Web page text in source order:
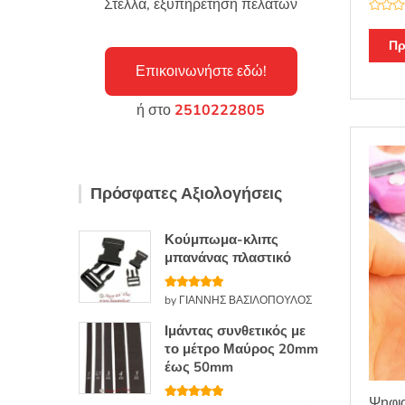
α
ο
γ
η
μ
ε
0
α
π
ό
5
Στέλλα, εξυπηρέτηση πελατών
Επικοινωνήστε εδώ!
ή στο 2510222805
Πρόσφατες Αξιολογήσεις
Κούμπωμα-κλιπς
μπανάνας πλαστικό
Βαθμολογή
θηκε με5
by ΓΙΑΝΝΗΣ ΒΑΣΙΛΟΠΟΥΛΟΣ
Ιμάντας συνθετικός με
το μέτρο Μαύρος 20mm
έως 50mm